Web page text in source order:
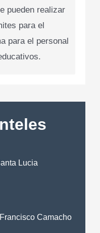
pueden realizar
para el
para el personal
Lucia
Camacho